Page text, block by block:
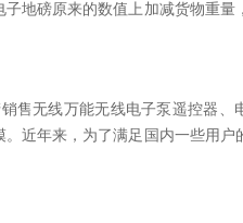
地磅原来的数值上加减货物重量
售无线万能无线电子泵遥控器、
近年来，为了满足国内一些用户